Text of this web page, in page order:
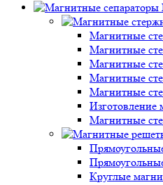
Магнитные
Магнитные
Магнитные
Магнитные
Магнитные
Изготовление
Магнитные
Круглые